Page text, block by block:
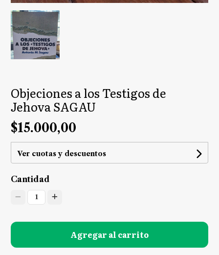
Objeciones a los Testigos de
Jehova SAGAU
$15.000,00
Ver cuotas y descuentos
Cantidad
1
Agregar al carrito